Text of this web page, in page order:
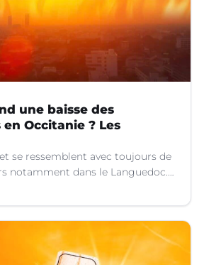
une baisse des
Occitanie ? Les
se ressemblent avec toujours de
notamment dans le Languedoc.